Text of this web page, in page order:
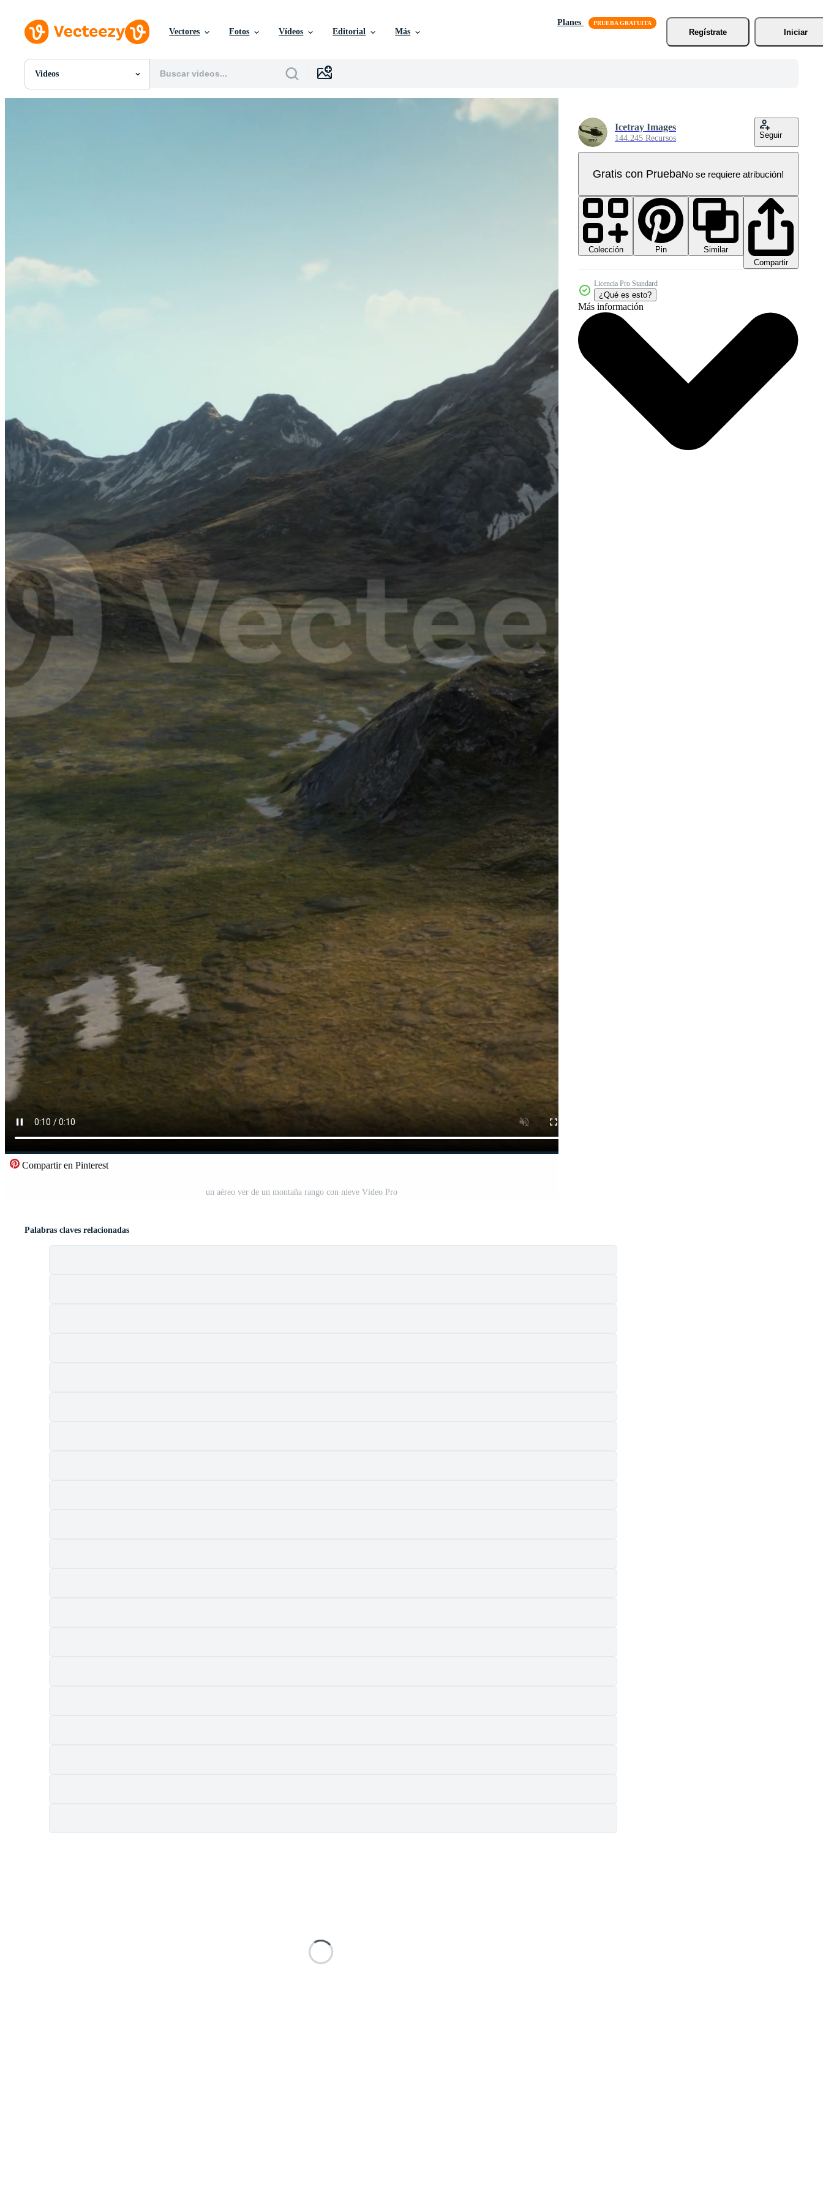
Vectores Fotos Vídeos Editorial Más
Planes
Regístrate
Iniciar
Videos
Todas Imágenes
Compartir en Pinterest
un aéreo ver de un montaña rango con nieve Vídeo Pro
Icetray Images
144.245 Recursos Seguir
Gratis con PruebaNo se requiere atribución!
Colección Pin
Similar
Compartir
Licencia Pro Standard
¿Qué es esto?
Más información
Palabras claves relacionadas